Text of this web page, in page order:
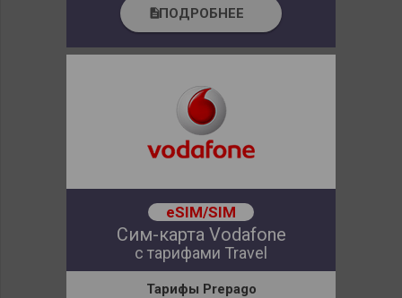
descriptionПОДРОБНЕЕ
eSIM/SIM
Сим-карта Vodafone
с тарифами Travel
Тарифы Prepago